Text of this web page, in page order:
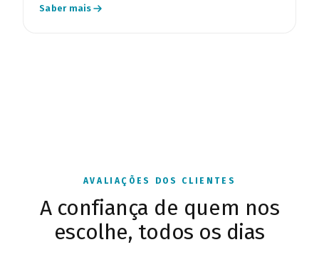
Saber mais
AVALIAÇÕES DOS CLIENTES
A confiança de quem nos
escolhe, todos os dias